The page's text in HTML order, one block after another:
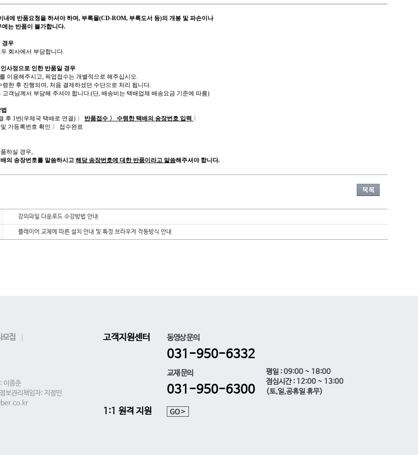
내에 반품요청을 하셔야 하며, 부록물(CD-ROM, 부록도서 등)의 개봉 및 파손이나
는 반품이 불가합니다.
경우
회사에서 부담합니다.
사정으로 인한 반품일 경우
를 이용해주시고, 픽업접수는 개별적으로 해주십시오.
령한 후 진행되며, 처음 결제하셨던 수단으로 처리 됩니다.
고객님께서 부담해 주셔야 합니다.(단, 배송비는 택배업체 배송요금 기준에 따름)
후 1번(우체국 택배로 연결) 〉 반품접수 〉 수령한 택배의 송장번호 입력 〉
가등록번호 확인 〉 접수완료
하실 경우,
의 송장번호를 말씀하시고 해당 송장번호에 대한 반품이라고 말씀해주셔야 합니다.
강의파일 다운로드 수강방법 안내
플레이어 교체에 따른 설치 안내 및 특정 브라우저 작동방식 안내
모집
이종춘
관리책임자: 지정민
고객지원센터 동영상 문의
031-950-6332
교재 문의
031-950-6300
평일 : 09:00 ~ 18:00
점심시간 : 12:00 ~ 13:00
(토,일,공휴일 휴무)
1:1 원격 지원